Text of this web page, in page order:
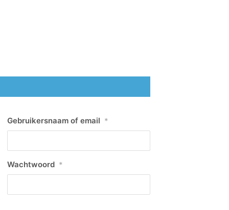
Gebruikersnaam of email *
Wachtwoord *